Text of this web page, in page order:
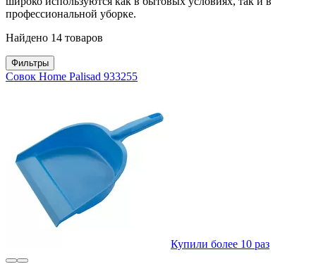
профессиональной уборке.
Найдено 14 товаров
Фильтры
Совок Home Palisad 933255
Купили более 10 раз